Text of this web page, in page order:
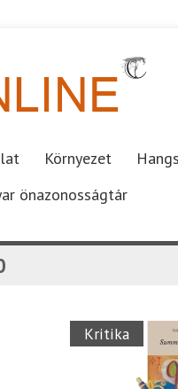
Környezet
önazonosságtár
Kritika